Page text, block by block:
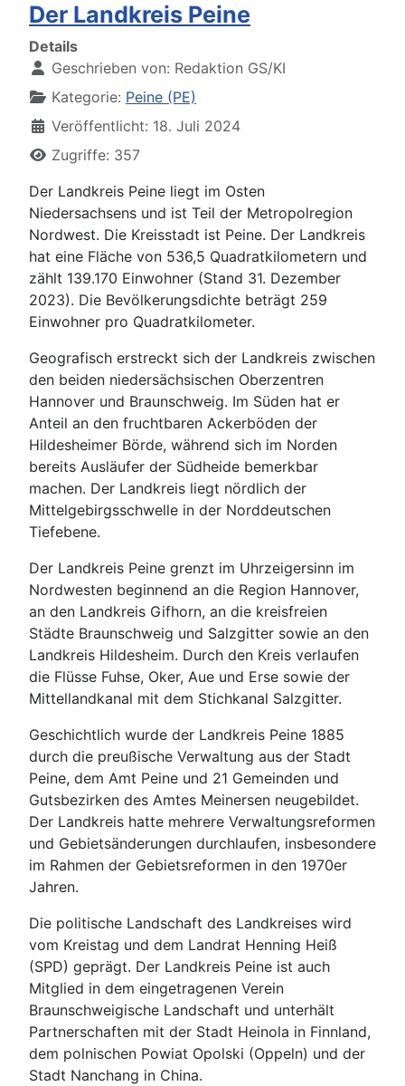
Der Landkreis Peine
Details
Geschrieben von: Redaktion GS/KI
Kategorie: Peine (PE)
Veröffentlicht: 18. Juli 2024
Zugriffe: 357
Der Landkreis Peine liegt im Osten
Niedersachsens und ist Teil der Metropolregion
Nordwest. Die Kreisstadt ist Peine. Der Landkreis
hat eine Fläche von 536,5 Quadratkilometern und
zählt 139.170 Einwohner (Stand 31. Dezember
2023). Die Bevölkerungsdichte beträgt 259
Einwohner pro Quadratkilometer.
Geografisch erstreckt sich der Landkreis zwischen
den beiden niedersächsischen Oberzentren
Hannover und Braunschweig. Im Süden hat er
Anteil an den fruchtbaren Ackerböden der
Hildesheimer Börde, während sich im Norden
bereits Ausläufer der Südheide bemerkbar
machen. Der Landkreis liegt nördlich der
Mittelgebirgsschwelle in der Norddeutschen
Tiefebene.
Der Landkreis Peine grenzt im Uhrzeigersinn im
Nordwesten beginnend an die Region Hannover,
an den Landkreis Gifhorn, an die kreisfreien
Städte Braunschweig und Salzgitter sowie an den
Landkreis Hildesheim. Durch den Kreis verlaufen
die Flüsse Fuhse, Oker, Aue und Erse sowie der
Mittellandkanal mit dem Stichkanal Salzgitter.
Geschichtlich wurde der Landkreis Peine 1885
durch die preußische Verwaltung aus der Stadt
Peine, dem Amt Peine und 21 Gemeinden und
Gutsbezirken des Amtes Meinersen neugebildet.
Der Landkreis hatte mehrere Verwaltungsreformen
und Gebietsänderungen durchlaufen, insbesondere
im Rahmen der Gebietsreformen in den 1970er
Jahren.
Die politische Landschaft des Landkreises wird
vom Kreistag und dem Landrat Henning Heiß
(SPD) geprägt. Der Landkreis Peine ist auch
Mitglied in dem eingetragenen Verein
Braunschweigische Landschaft und unterhält
Partnerschaften mit der Stadt Heinola in Finnland,
dem polnischen Powiat Opolski (Oppeln) und der
Stadt Nanchang in China.